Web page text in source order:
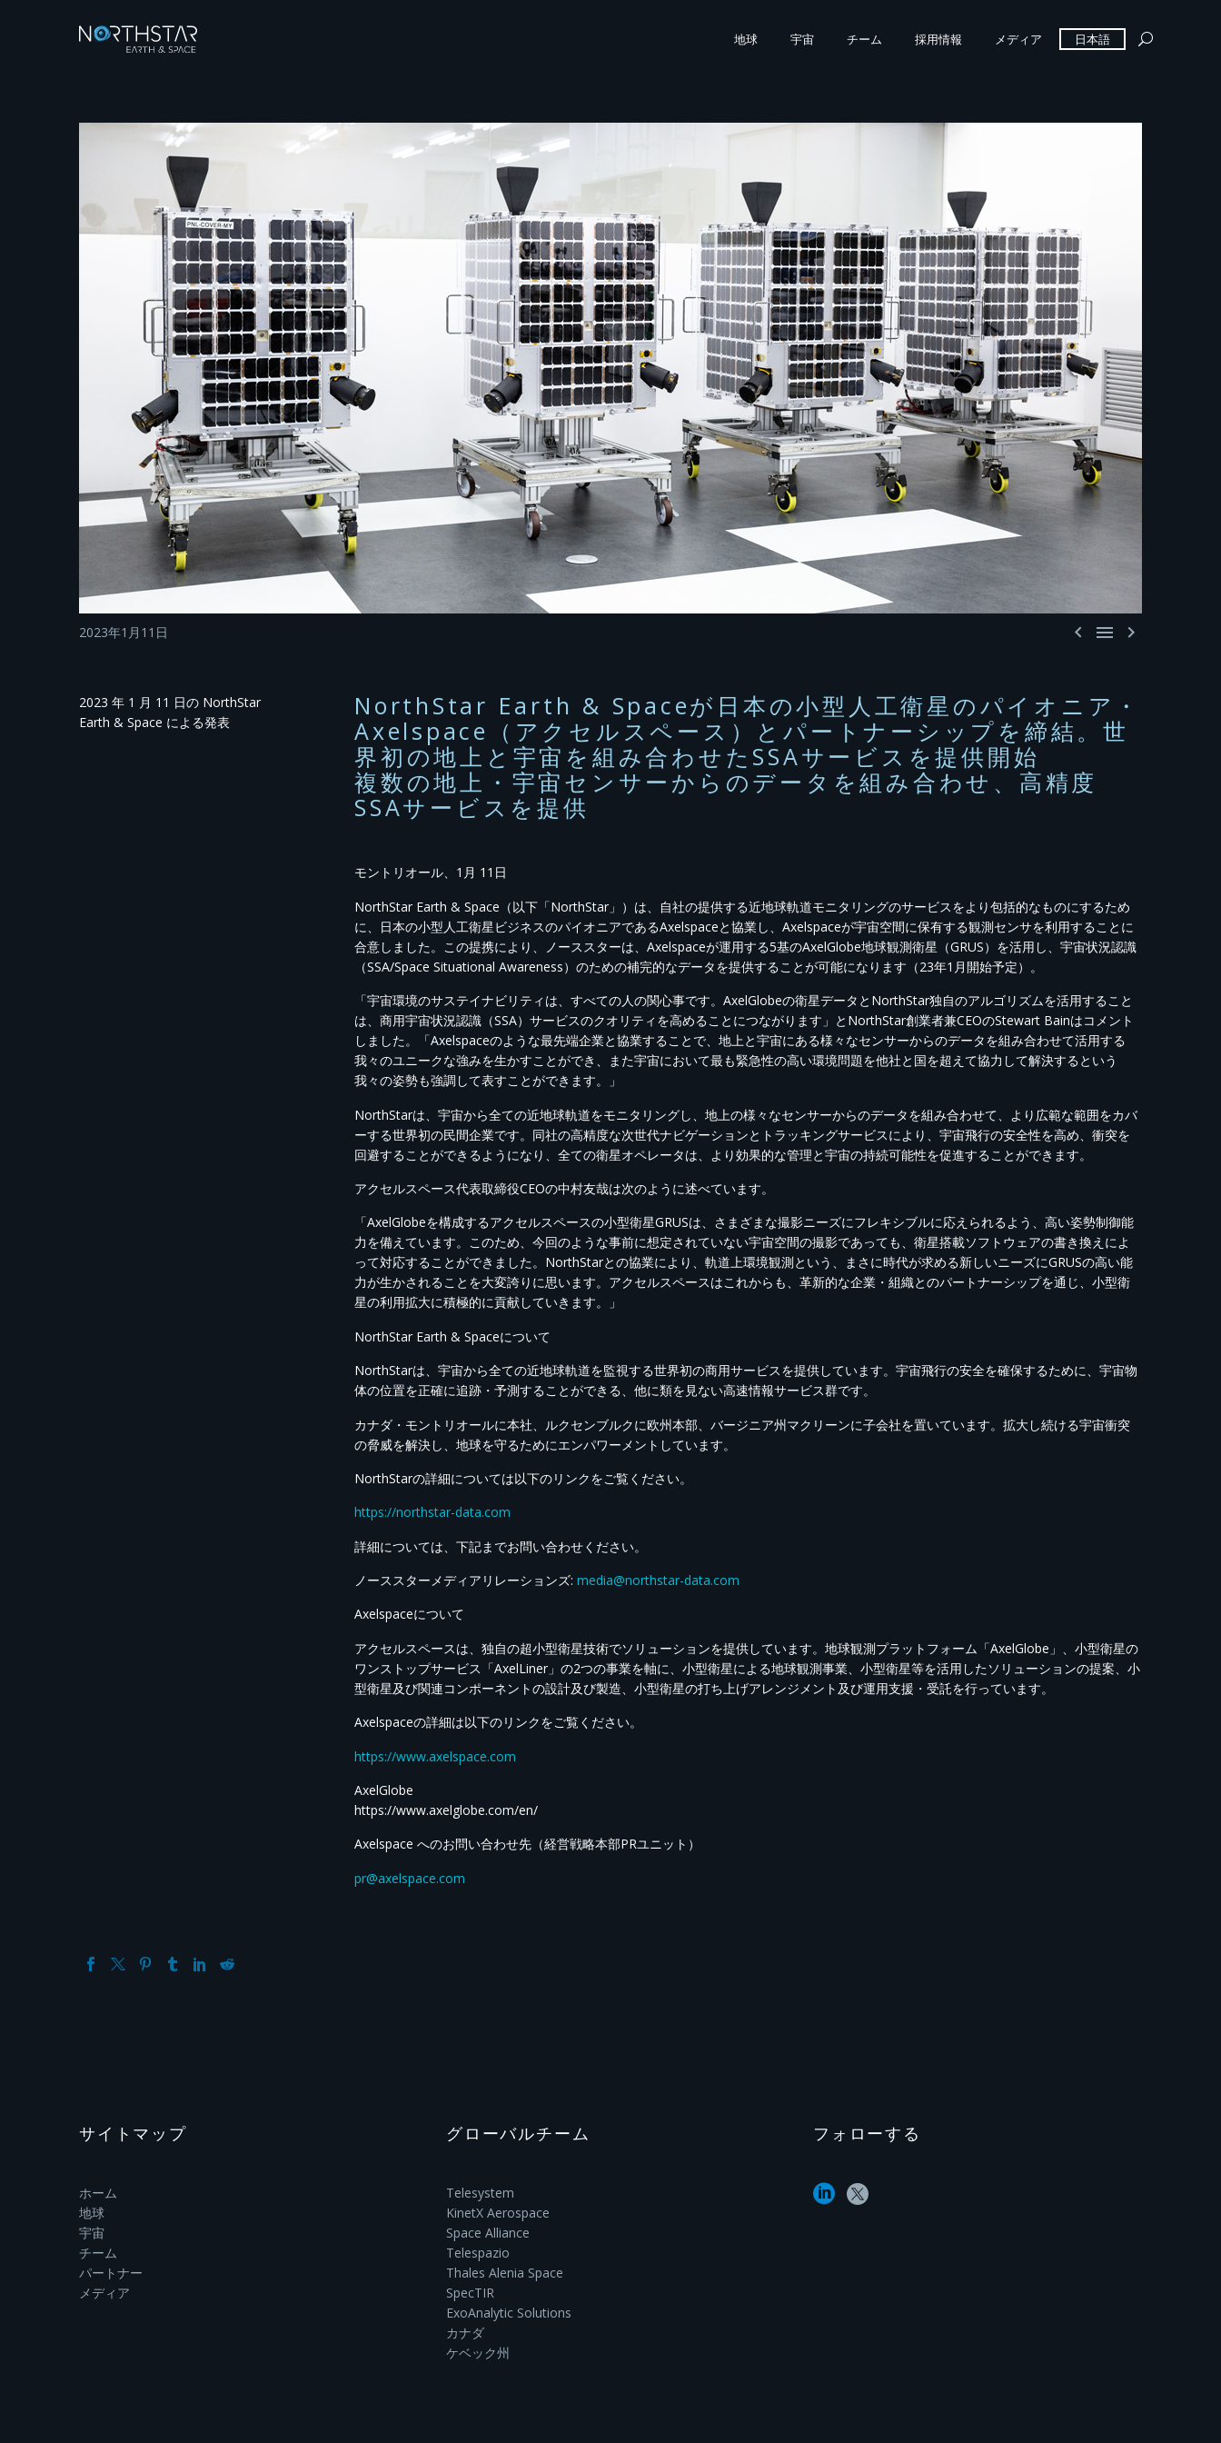
地球 宇宙 チーム 採用情報 メディア 日本語
  
2023年1月11日
2023 年 1 月 11 日の NorthStar
Earth & Space による発表
NorthStar Earth & Spaceが日本の小型人工衛星のパイオニア・
Axelspace（アクセルスペース）とパートナーシップを締結。世
界初の地上と宇宙を組み合わせたSSAサービスを提供開始
複数の地上・宇宙センサーからのデータを組み合わせ、高精度
SSAサービスを提供
モントリオール、1月 11日
NorthStar Earth & Space（以下「NorthStar」）は、自社の提供する近地球軌道モニタリングのサービスをより包括的なものにするため
に、日本の小型人工衛星ビジネスのパイオニアであるAxelspaceと協業し、Axelspaceが宇宙空間に保有する観測センサを利用することに
合意しました。この提携により、ノーススターは、Axelspaceが運用する5基のAxelGlobe地球観測衛星（GRUS）を活用し、宇宙状況認識
（SSA/Space Situational Awareness）のための補完的なデータを提供することが可能になります（23年1月開始予定）。
「宇宙環境のサステイナビリティは、すべての人の関心事です。AxelGlobeの衛星データとNorthStar独自のアルゴリズムを活用すること
は、商用宇宙状況認識（SSA）サービスのクオリティを高めることにつながります」とNorthStar創業者兼CEOのStewart Bainはコメント
しました。「Axelspaceのような最先端企業と協業することで、地上と宇宙にある様々なセンサーからのデータを組み合わせて活用する
我々のユニークな強みを生かすことができ、また宇宙において最も緊急性の高い環境問題を他社と国を超えて協力して解決するという
我々の姿勢も強調して表すことができます。」
NorthStarは、宇宙から全ての近地球軌道をモニタリングし、地上の様々なセンサーからのデータを組み合わせて、より広範な範囲をカバ
ーする世界初の民間企業です。同社の高精度な次世代ナビゲーションとトラッキングサービスにより、宇宙飛行の安全性を高め、衝突を
回避することができるようになり、全ての衛星オペレータは、より効果的な管理と宇宙の持続可能性を促進することができます。
アクセルスペース代表取締役CEOの中村友哉は次のように述べています。
「AxelGlobeを構成するアクセルスペースの小型衛星GRUSは、さまざまな撮影ニーズにフレキシブルに応えられるよう、高い姿勢制御能
力を備えています。このため、今回のような事前に想定されていない宇宙空間の撮影であっても、衛星搭載ソフトウェアの書き換えによ
って対応することができました。NorthStarとの協業により、軌道上環境観測という、まさに時代が求める新しいニーズにGRUSの高い能
力が生かされることを大変誇りに思います。アクセルスペースはこれからも、革新的な企業・組織とのパートナーシップを通じ、小型衛
星の利用拡大に積極的に貢献していきます。」
NorthStar Earth & Spaceについて
NorthStarは、宇宙から全ての近地球軌道を監視する世界初の商用サービスを提供しています。宇宙飛行の安全を確保するために、宇宙物
体の位置を正確に追跡・予測することができる、他に類を見ない高速情報サービス群です。
カナダ・モントリオールに本社、ルクセンブルクに欧州本部、バージニア州マクリーンに子会社を置いています。拡大し続ける宇宙衝突
の脅威を解決し、地球を守るためにエンパワーメントしています。
NorthStarの詳細については以下のリンクをご覧ください。
https://northstar-data.com
詳細については、下記までお問い合わせください。
ノーススターメディアリレーションズ: media@northstar-data.com
Axelspaceについて
アクセルスペースは、独自の超小型衛星技術でソリューションを提供しています。地球観測プラットフォーム「AxelGlobe」、小型衛星の
ワンストップサービス「AxelLiner」の2つの事業を軸に、小型衛星による地球観測事業、小型衛星等を活用したソリューションの提案、小
型衛星及び関連コンポーネントの設計及び製造、小型衛星の打ち上げアレンジメント及び運用支援・受託を行っています。
Axelspaceの詳細は以下のリンクをご覧ください。
https://www.axelspace.com
AxelGlobe
https://www.axelglobe.com/en/
Axelspace へのお問い合わせ先（経営戦略本部PRユニット）
pr@axelspace.com
サイトマップ
ホーム
地球
宇宙
チーム
パートナー
メディア
グローバルチーム
Telesystem
KinetX Aerospace
Space Alliance
Telespazio
Thales Alenia Space
SpecTIR
ExoAnalytic Solutions
カナダ
ケベック州
フォローする